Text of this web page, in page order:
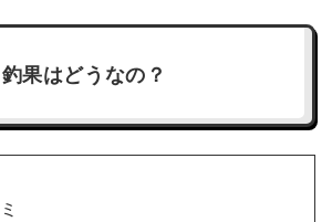
釣果はどうなの？